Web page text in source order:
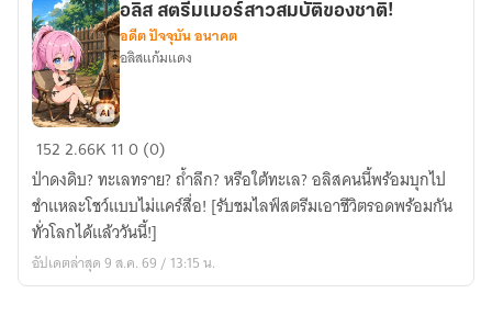
อลิส
สตรี
ม
เม
อร์
สาว
อลิส สตรีมเมอร์สาวสมบัติของชาติ!
อดีต ปัจจุบัน อนาคต
อลิสแก้มแดง
1522.66K 110 (0)
ป่าดงดิบ? ทะเลทราย? ถ้ำลึก? หรือใต้ทะเล? อลิสคนนี้พร้อมบุกไป
ชำแหละโชว์แบบไม่แคร์สื่อ! [รับชมไลฟ์สตรีมเอาชีวิตรอดพร้อมกัน
ทั่วโลกได้แล้ววันนี้!]
อัปเดตล่าสุด 9 ส.ค. 69 / 13:15 น.